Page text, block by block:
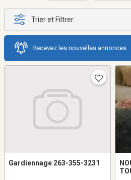
Trier et Filtrer
Recevez les nouvelles annonces
Gardiennage 263-355-3231